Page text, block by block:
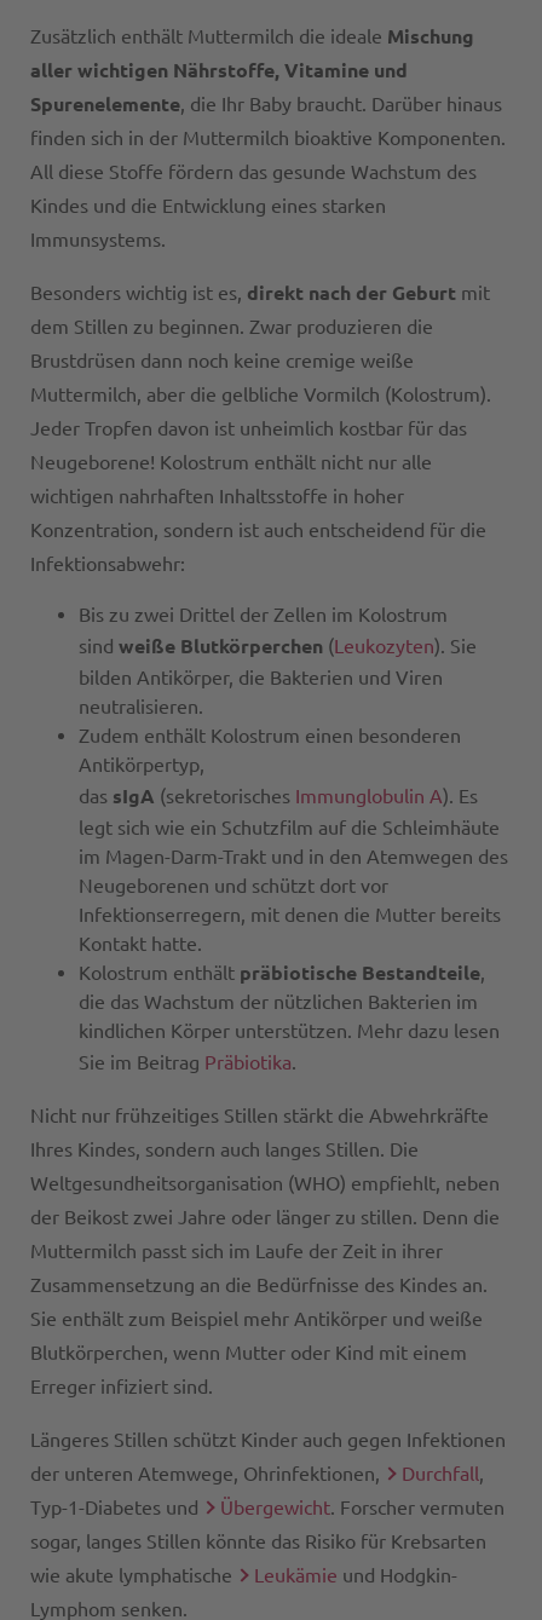
Zusätzlich enthält Muttermilch die ideale Mischung
aller wichtigen Nährstoffe, Vitamine und
Spurenelemente, die Ihr Baby braucht. Darüber hinaus
finden sich in der Muttermilch bioaktive Komponenten.
All diese Stoffe fördern das gesunde Wachstum des
Kindes und die Entwicklung eines starken
Immunsystems.
Besonders wichtig ist es, direkt nach der Geburt mit
dem Stillen zu beginnen. Zwar produzieren die
Brustdrüsen dann noch keine cremige weiße
Muttermilch, aber die gelbliche Vormilch (Kolostrum).
Jeder Tropfen davon ist unheimlich kostbar für das
Neugeborene! Kolostrum enthält nicht nur alle
wichtigen nahrhaften Inhaltsstoffe in hoher
Konzentration, sondern ist auch entscheidend für die
Infektionsabwehr:
Bis zu zwei Drittel der Zellen im Kolostrum
sind weiße Blutkörperchen (Leukozyten). Sie
bilden Antikörper, die Bakterien und Viren
neutralisieren.
Zudem enthält Kolostrum einen besonderen
Antikörpertyp,
das sIgA (sekretorisches Immunglobulin A). Es
legt sich wie ein Schutzfilm auf die Schleimhäute
im Magen-Darm-Trakt und in den Atemwegen des
Neugeborenen und schützt dort vor
Infektionserregern, mit denen die Mutter bereits
Kontakt hatte.
Kolostrum enthält präbiotische Bestandteile,
die das Wachstum der nützlichen Bakterien im
kindlichen Körper unterstützen. Mehr dazu lesen
Sie im Beitrag Präbiotika.
Nicht nur frühzeitiges Stillen stärkt die Abwehrkräfte
Ihres Kindes, sondern auch langes Stillen. Die
Weltgesundheitsorganisation (WHO) empfiehlt, neben
der Beikost zwei Jahre oder länger zu stillen. Denn die
Muttermilch passt sich im Laufe der Zeit in ihrer
Zusammensetzung an die Bedürfnisse des Kindes an.
Sie enthält zum Beispiel mehr Antikörper und weiße
Blutkörperchen, wenn Mutter oder Kind mit einem
Erreger infiziert sind.
Längeres Stillen schützt Kinder auch gegen Infektionen
der unteren Atemwege, Ohrinfektionen,
Durchfall,
Typ-1-Diabetes und
Übergewicht. Forscher vermuten
sogar, langes Stillen könnte das Risiko für Krebsarten
wie akute lymphatische
Leukämie und Hodgkin-
Lymphom senken.